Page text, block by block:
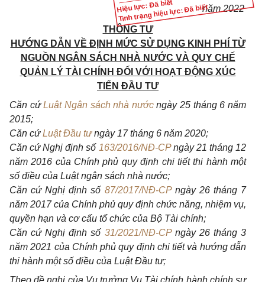
Hiệu lực: Đã biết
Tình trạng hiệu lực: Đã biết
năm 2022
THÔNG TƯ
HƯỚNG DẪN VỀ ĐỊNH MỨC SỬ DỤNG KINH PHÍ TỪ
NGUỒN NGÂN SÁCH NHÀ NƯỚC VÀ QUY CHẾ
QUẢN LÝ TÀI CHÍNH ĐỐI VỚI HOẠT ĐỘNG XÚC
TIẾN ĐẦU TƯ
Căn cứLuật Ngân sách nhà nướcngày 25 tháng 6 năm
2015;
Căn cứ Luật Đầu tư ngày 17 tháng 6 năm 2020;
Căn cứNghị định số 163/2016/NĐ-CPngày 21 tháng 12
năm 2016 của Chính phủ quy định chi tiết thi hành một
số điều của Luật ngân sách nhà nước;
Căn cứNghị định số 87/2017/NĐ-CPngày 26 tháng 7
năm 2017 của Chính phủ quy định chức năng, nhiệm vụ,
quyền hạn và cơ cấu tổ chức của Bộ Tài chính;
Căn cứNghị định số 31/2021/NĐ-CP ngày 26 tháng 3
năm 2021 của Chính phủ quy định chi tiết và hướng dẫn
thi hành mộtsố điều của LuậtĐầu tư;
Theo đề nghị của Vụ trưởng Vụ Tài chính hành chính sự